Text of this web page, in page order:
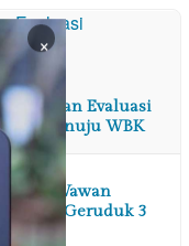
Evaluasi
Menuju WBK
Wawan
Geruduk 3
×